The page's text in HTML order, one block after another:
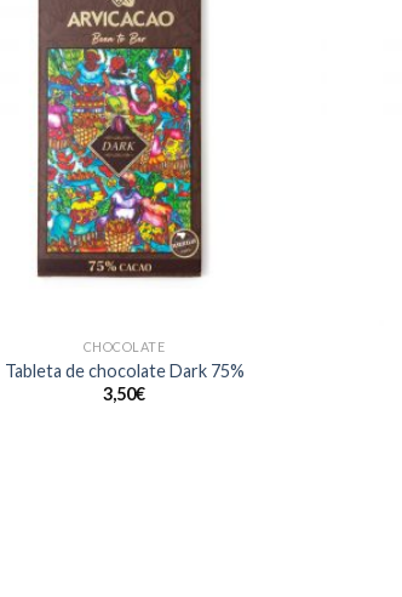
CHOCOLATE
Tableta de chocolate Dark 75%
3,50€